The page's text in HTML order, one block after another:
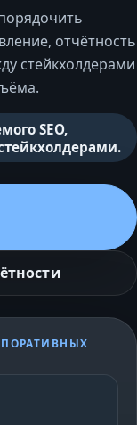
отчётность
стейкхолдерами
SEO,